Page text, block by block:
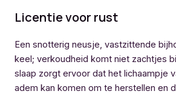
Licentie voor rust
Een snotterig neusje, vastzittende
keel; verkoudheid komt niet zachtjes
slaap zorgt ervoor dat het lichaampje
adem kan komen om te herstellen en